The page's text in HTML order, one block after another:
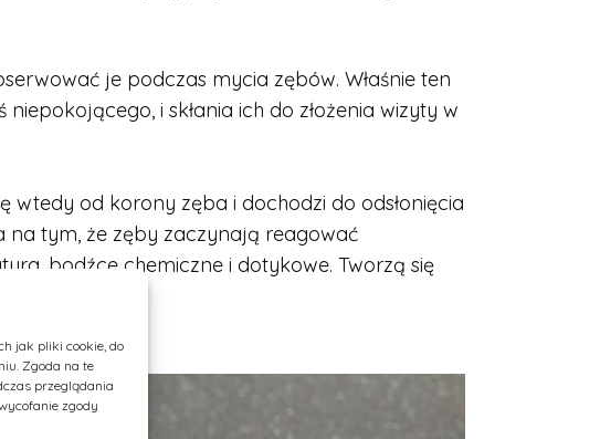
jak pliki cookie, do
Zgoda na te
przeglądania
zgody
je podczas mycia zębów. Właśnie ten
i skłania ich do złożenia wizyty w
wtedy od korony zęba i dochodzi do odsłonięcia
na tym, że zęby zaczynają reagować
bodźce chemiczne i dotykowe. Tworzą się